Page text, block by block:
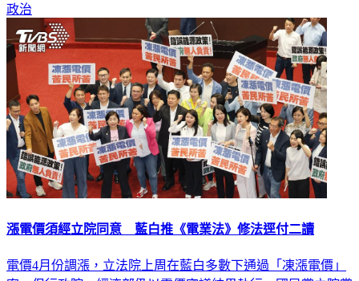
政治
漲電價須經立院同意 藍白推《電業法》修法逕付二讀
電價4月份調漲，立法院上周在藍白多數下通過「凍漲電價」